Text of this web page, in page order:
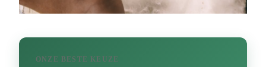
ONZE BESTE KEUZE